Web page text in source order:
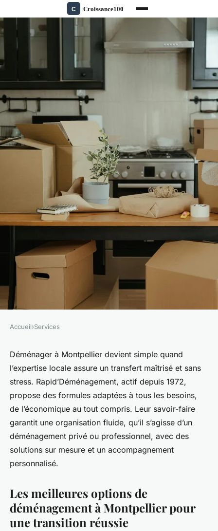
Déménagements Montpellier :
l'expertise pour un transfert
sans stress
Axel•6 octobre 2025• 6 min de lecture
Accueil›Services
Déménager à Montpellier devient simple quand
l’expertise locale assure un transfert maîtrisé et sans
stress. Rapid’Déménagement, actif depuis 1972,
propose des formules adaptées à tous les besoins,
de l’économique au tout compris. Leur savoir-faire
garantit une organisation fluide, qu’il s’agisse d’un
déménagement privé ou professionnel, avec des
solutions sur mesure et un accompagnement
personnalisé.
Les meilleures options de
déménagement à Montpellier pour
une transition réussie